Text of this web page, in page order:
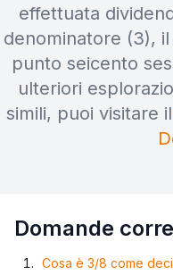
effettuata
denominatore (3),
punto seicento
ulteriori
simili, puoi visitare il
Domande
Cosa è 3/8 come